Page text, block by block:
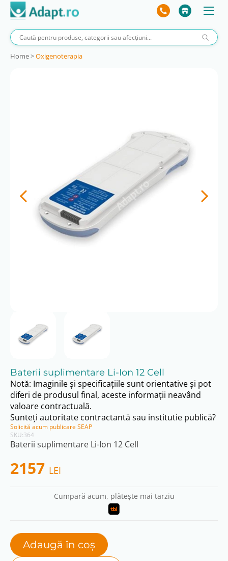
Home>Oxigenoterapia
SKU:364
Baterii suplimentare Li-Ion 12 Cell
Baterii suplimentare Li-Ion 12 Cell
2157 LEI
Cumpară acum, plătește mai tarziu
Adaugă în coș
Notă: Imaginile și specificațiile sunt orientative și pot
diferi de produsul final, aceste informații neavând
valoare contractuală.
Sunteți autoritate contractantă sau institutie publică?
Solicită acum publicare SEAP